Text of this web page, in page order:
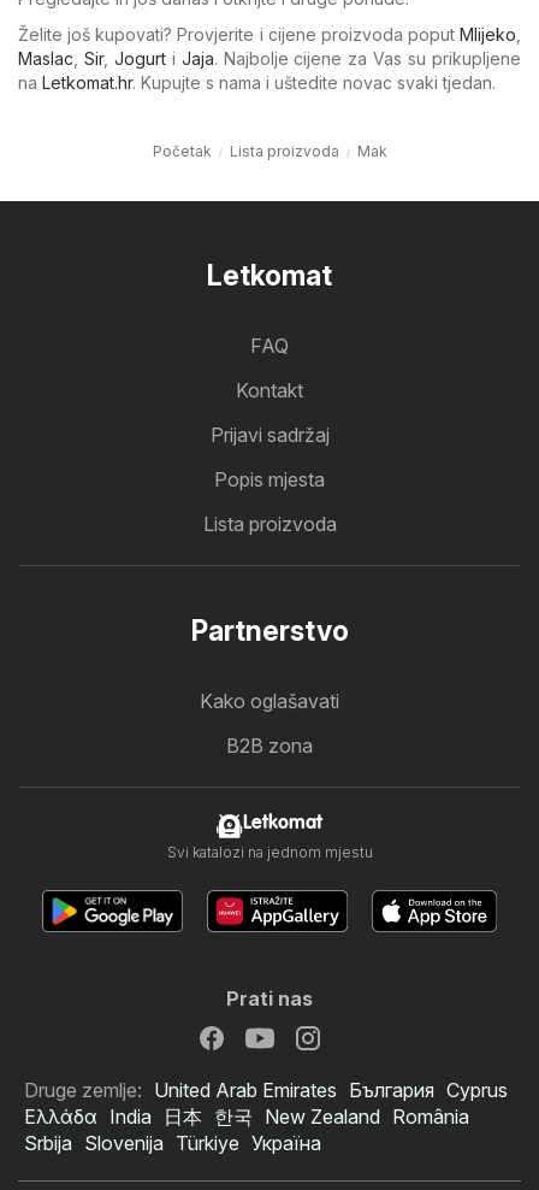
Želite još kupovati? Provjerite i cijene proizvoda poput Mlijeko
Maslac Sir, Jogurti Jaja. Najbolje cijene za Vas su prikupljene
na Letkomat.hr. Kupujte s nama i uštedite novac svaki tjedan.
Početak Lista proizvoda Mak
Letkomat
FAQ
Kontakt
Prijavi sadržaj
Popis mjesta
Lista proizvoda
Partnerstvo
Kako oglašavati
B2B zona
Letkomat
Svi katalozi na jednom mjestu
Prati nas
Druge zemlje: United Arab Emirates България Cyprus
Ελλάδα India 日本 한국 New Zealand România
Srbija Slovenija Türkiye Україна